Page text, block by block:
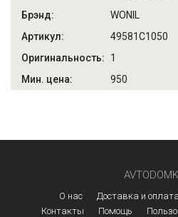
WONIL
49581C1050
1
950
О нас Доставка и оплата
Контакты
Помощь